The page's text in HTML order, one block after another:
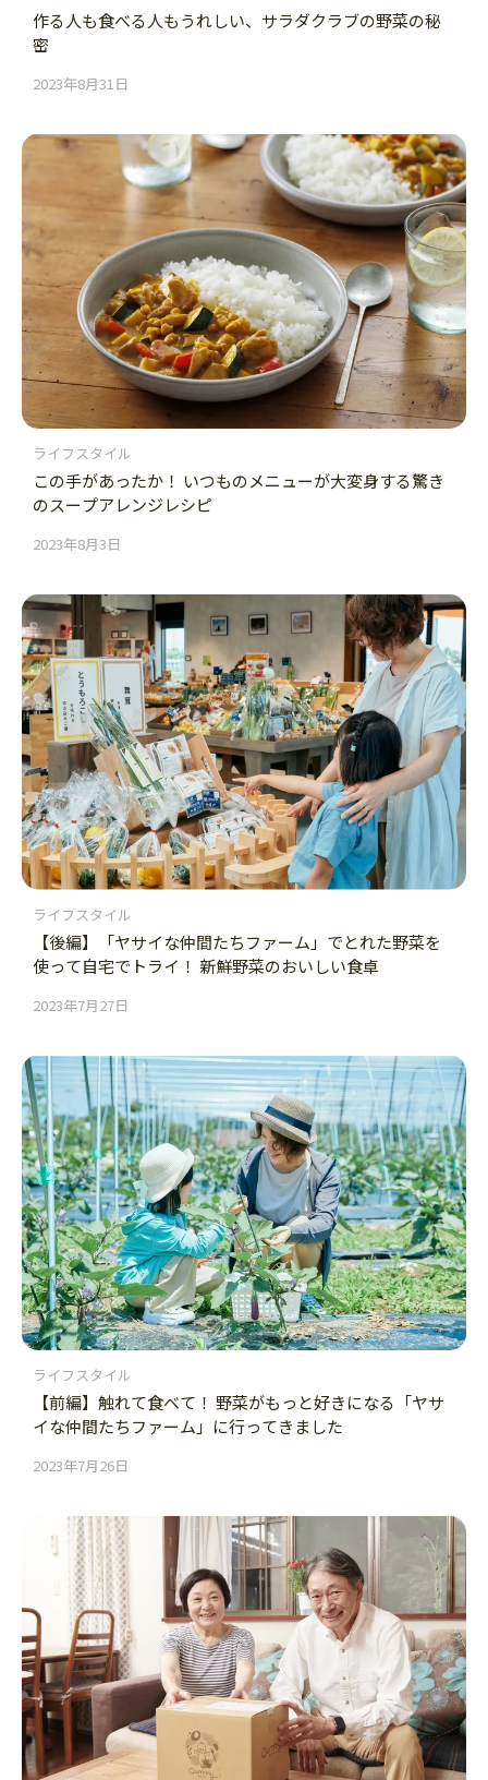
作る人も食べる人もうれしい、サラダクラブの野菜の秘
密
2023年8月31日
ライフスタイル
この手があったか！ いつものメニューが大変身する驚き
のスープアレンジレシピ
2023年8月3日
ライフスタイル
【後編】「ヤサイな仲間たちファーム」でとれた野菜を
使って自宅でトライ！ 新鮮野菜のおいしい食卓
2023年7月27日
ライフスタイル
【前編】触れて食べて！ 野菜がもっと好きになる「ヤサ
イな仲間たちファーム」に行ってきました
2023年7月26日